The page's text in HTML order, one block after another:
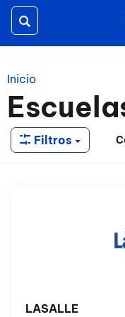
Toggle
navigation
Inicio
Filtros
LASALLE